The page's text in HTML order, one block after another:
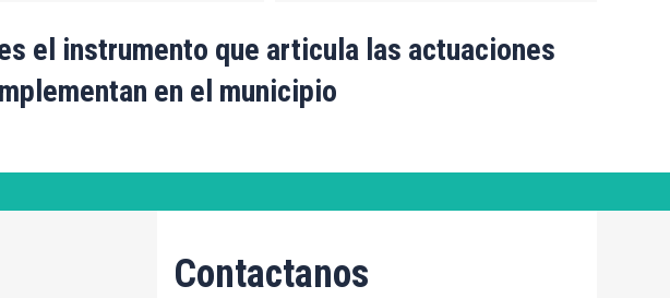
el instrumento que articula las actuaciones
en el municipio
Contactanos